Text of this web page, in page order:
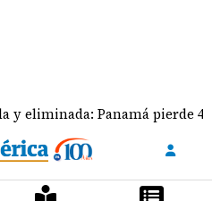
Panamá pierde 4-0 ante